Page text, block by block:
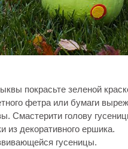
покрасьте зеленой
фетра или бумаги
Смастерити голову
из декоративного ершика.
гусеницы.